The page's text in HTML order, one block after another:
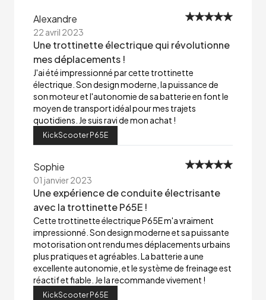
Alexandre
22 avril 2023
Une trottinette électrique qui révolutionne
mes déplacements !
J'ai été impressionné par cette trottinette
électrique. Son design moderne, la puissance de
son moteur et l'autonomie de sa batterie en font le
moyen de transport idéal pour mes trajets
quotidiens. Je suis ravi de mon achat !
KickScooter P65E
Sophie
01 janvier 2023
Une expérience de conduite électrisante
avec la trottinette P65E !
Cette trottinette électrique P65E m'a vraiment
impressionné. Son design moderne et sa puissante
motorisation ont rendu mes déplacements urbains
plus pratiques et agréables. La batterie a une
excellente autonomie, et le système de freinage est
réactif et fiable. Je la recommande vivement !
KickScooter P65E